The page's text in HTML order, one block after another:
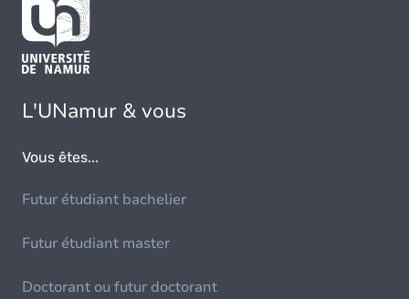
L'UNamur & vous
Vous êtes...
Futur étudiant bachelier
Futur étudiant master
Doctorant ou futur doctorant